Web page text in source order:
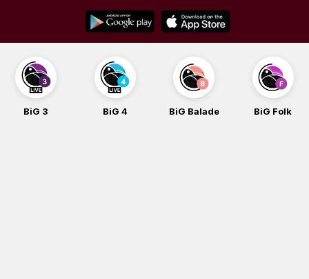
content
BiG 3 BiG 4 BiG Balade BiG Folk